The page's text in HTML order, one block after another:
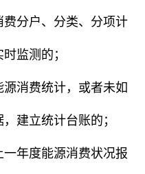
分户、分类、分项计
监测的；
消费统计，或者未如
建立统计台账的；
年度能源消费状况报